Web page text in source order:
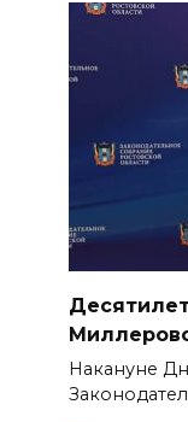
Накануне